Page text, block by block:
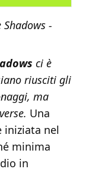
-
ci è
riusciti gli
ma
Una
iniziata nel
minima
in